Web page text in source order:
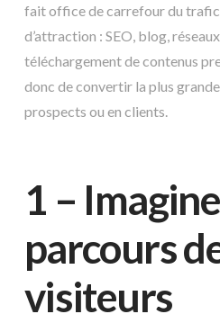
fait office de carrefour du
d’attraction : SEO, blog,
téléchargement de contenus
donc de convertir la plus
prospects ou en clients.
1 –
parcours
visiteurs